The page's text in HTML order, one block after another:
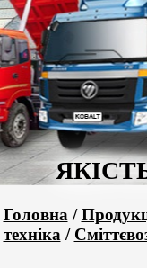
Головна /
техніка /